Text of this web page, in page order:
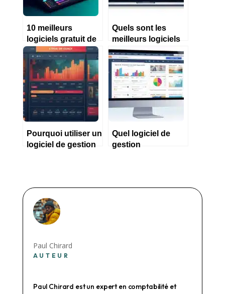
10 meilleurs
logiciels gratuit de
gestion
d’entreprise en
2023
Quels sont les
meilleurs logiciels
de comptabilité en
2023 ?
Pourquoi utiliser un
logiciel de gestion
Quel logiciel de
gestion
Paul Chirard
AUTEUR
Paul Chirard est un expert en comptabilité et